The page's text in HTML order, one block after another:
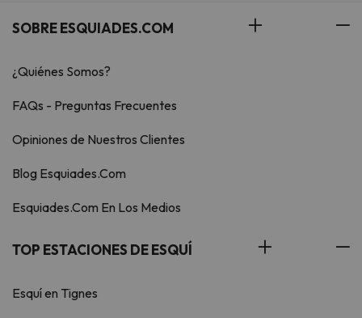
SOBRE ESQUIADES.COM
¿Quiénes Somos?
FAQs - Preguntas Frecuentes
Opiniones de Nuestros Clientes
Blog Esquiades.Com
Esquiades.Com En Los Medios
TOP ESTACIONES DE ESQUÍ
Esquí en Tignes